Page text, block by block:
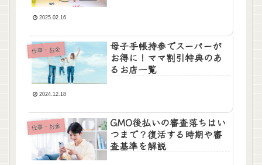
2025.02.16
仕事・お金
母子手帳持参でスーパーが
お得に！ママ割引特典のあ
るお店一覧
2024.12.18
仕事・お金
GMO後払いの審査落ちはい
つまで？復活する時期や審
査基準を解説